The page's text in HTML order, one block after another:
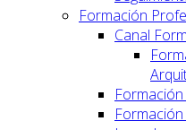
Formación
Canal